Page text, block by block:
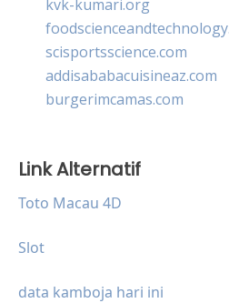
kvk-kumari.org
scisportsscience.com
addisababacuisineaz.com
burgerimcamas.com
Link Alternatif
Toto Macau 4D
Slot
data kamboja hari ini